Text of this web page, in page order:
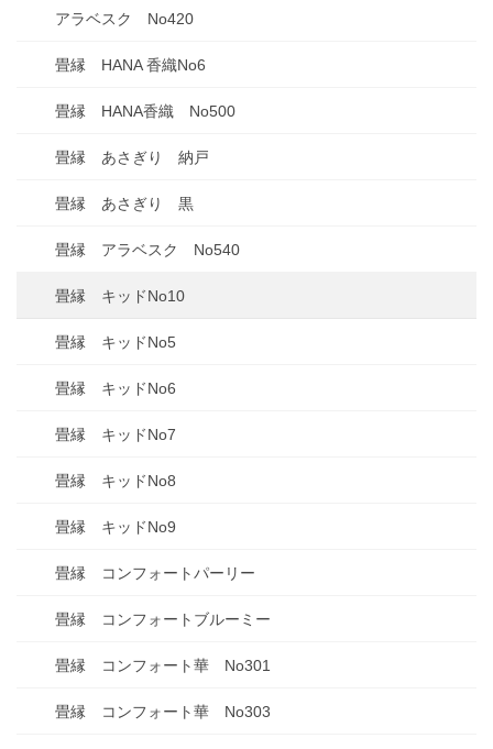
アラベスク No420
畳縁 HANA 香織No6
畳縁 HANA香織 No500
畳縁 あさぎり 納戸
畳縁 あさぎり 黒
畳縁 アラベスク No540
畳縁 キッドNo10
畳縁 キッドNo5
畳縁 キッドNo6
畳縁 キッドNo7
畳縁 キッドNo8
畳縁 キッドNo9
畳縁 コンフォートパーリー
畳縁 コンフォートブルーミー
畳縁 コンフォート華 No301
畳縁 コンフォート華 No303